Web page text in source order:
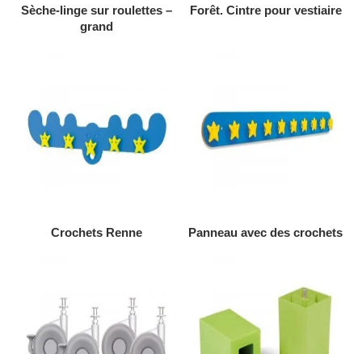
AJOUTER AU DEVIS
Sèche-linge sur roulettes –
grand
AJOUTER AU DEVIS
Forêt. Cintre pour vestiaire
AJOUTER AU DEVIS
Crochets Renne AJOUTER AU DEVIS
Panneau avec des crochets